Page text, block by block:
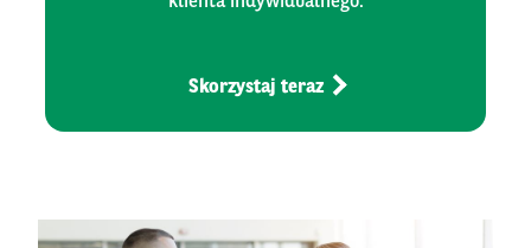
Skorzystaj teraz
Left